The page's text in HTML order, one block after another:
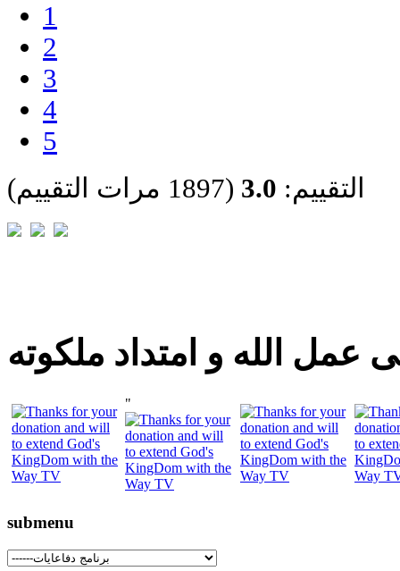
1
2
3
4
5
التقييم: 3.0 (1897 مرات التقييم)
عمل الله و امتداد ملكوته
"
submenu